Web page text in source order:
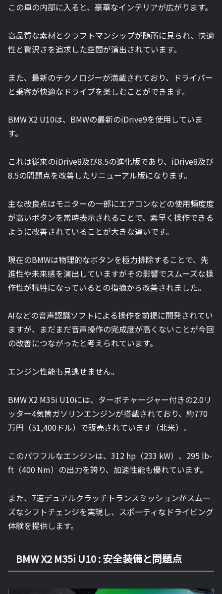
この車の内部に入ると、豪華なインテリアが広がります。
高品質な素材とクラフトマンシップが随所に見られ、快適
性と贅沢さを追求した空間が演出されています。
また、最新のテクノロジーが満載されており、ドライバー
と乗客が快適なドライブを楽しむことができます。
BMW X2 U10は、BMWの最新のiDrive9を使用していま
す。
これは従来のiDrive8及び8.5の進化版であり、iDrive8及び
8.5の問題点を改善したリニューアル版になります。
主な改良点はモニターの一部にエアコンなどの使用頻度度
が高いボタンを常時表示されることで、素早く操作できる
ように改善されていることが大きな違いです。
現在のBMWは物理的なボタンを極力排除することで、先
進性や未来感を演出していますがその影響でスムーズな操
作性が犠牲になっているとの指摘から改善されました。
AIなどの音声認識ソフトによる操作を前提に開発されてい
ますが、まだまだ音声操作の完成度が高くないことが今回
の改善につながったと考えられています。
エンジン性能も見逃せません。
BMW X2 M35i U10には、ターボチャージャー付きの2.0リ
ッター4気筒ガソリンエンジンが搭載されており、約770
万円（51,400ドル）で販売されています（北米）。
このパワフルなエンジンは、312 hp（233 kW）、295 lb-
ft（400 Nm）の出力を誇り、加速性能も優れています。
また、7速デュアルクラッチトランスミッションがスムー
ズなシフトチェンジを実現し、スポーティなドライビング
体験を提供します。
BMW X2 M35i U10 : 安全装備と問題点